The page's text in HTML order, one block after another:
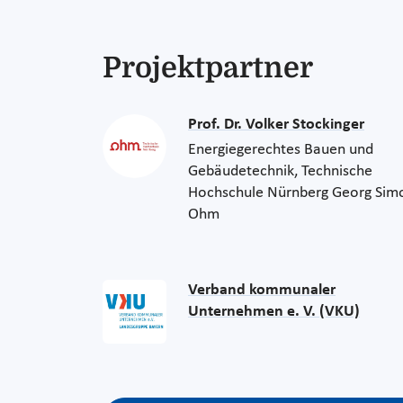
Projektpartner
Prof. Dr. Volker Stockinger
Energiegerechtes Bauen und
Gebäudetechnik, Technische
Hochschule Nürnberg Georg
Ohm
Verband kommunaler
Unternehmen e. V. (VKU)